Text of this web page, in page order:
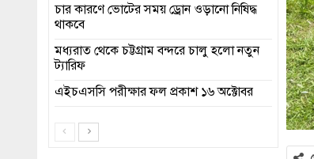
চার কারণে ভোটের সময় ড্রোন ওড়ানো নিষিদ্ধ
থাকবে
মধ্যরাত থেকে চট্টগ্রাম বন্দরে চালু হলো নতুন
ট্যারিফ
এইচএসসি পরীক্ষার ফল প্রকাশ ১৬ অক্টোবর